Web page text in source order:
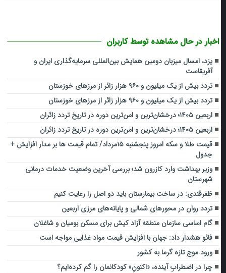
اخبار در حال مشاهده توسط کاربران
یزد، امسال میزبان دومین همایش بین‌المللی سرمایه‌گذاری ایران و
آفریقاست
تردد بیش از یک میلیون و ۹۶۰ هزار زائر از مرزهای خوزستان
تردد بیش از یک میلیون و ۹۶۰ هزار زائر از مرزهای خوزستان
اربعین ۱۴۰۵؛ درخشان‌ترین و امن‌ترین دوره در تاریخ تردد زائران
اربعین ۱۴۰۵؛ درخشان‌ترین و امن‌ترین دوره در تاریخ تردد زائران
قیمت طلا و سکه امروز پنجشنبه ۱۵مرداد/ تمام قیمت ها بر مدار افزایش +
جدول
وزیر بهداشت وارد کازرون شد؛ بررسی آخرین وضعیت خدمات درمانی
شهرستان
ظفرقندی: در ساخت بیمارستان باید دو اصل را رعایت کنیم
تردد روان در محورهای شمالی و پایانه‌های مرزی اربعین
گام اساسی سازمان منطقه آزاد کیش برای مسکن بومیان و شاغلان
فائو هشدار داد: جهان با افزایش قیمت مواد غذایی مواجه است
ورود موج تازه گرما به کشور
چرا در اضطرابِ آینده، «اکنونِ» کودکانمان را گم کرده‌ایم؟